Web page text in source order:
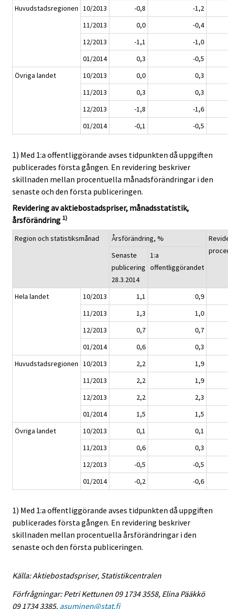
Huvudstadsregionen 10/2013 -0,8
-1,2
11/2013
0,0
-0,4
12/2013
-1,1
-1,0
01/2014
0,3
-0,5
Övriga landet
10/2013 0,0
0,3
11/2013
0,3
0,3
12/2013
-1,8
-1,6
01/2014
-0,1 -0,5
1) Med 1:a offentliggörande avses tidpunkten då uppgiften
publicerades första gången. En revidering beskriver
skillnaden mellan procentuella månadsförändringar i den
senaste och den första publiceringen.
Revidering av aktiebostadspriser, månadsstatistik,
årsförändring 1)
Region och statistiksmånad Årsförändring, %
Senaste
publicering
28.3.2014
1:a
offentliggörandet
Hela landet 10/2013 1,1
0,9
11/2013
1,3
1,0
12/2013
0,7
0,7
01/2014
0,6
0,3
Huvudstadsregionen 10/2013 2,2
1,9
11/2013
2,2
1,9
12/2013
2,2
2,3
01/2014
1,5
1,5
Övriga landet
10/2013 0,1
0,1
11/2013
0,6
0,3
12/2013
-0,5
-0,5
01/2014
-0,2 -0,6
1) Med 1:a offentliggörande avses tidpunkten då uppgiften
publicerades första gången. En revidering beskriver
skillnaden mellan procentuella årsförändringar i den
senaste och den första publiceringen.
Källa: Aktiebostadspriser, Statistikcentralen
Förfrågningar: Petri Kettunen 09 1734 3558, Elina Pääkkö
09 1734 3385, asuminen@stat.fi